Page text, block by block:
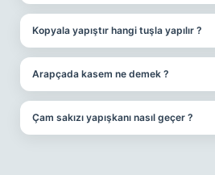
Kopyala yapıştır hangi tuşla yapılır ?
Arapçada kasem ne demek ?
Çam sakızı yapışkanı nasıl geçer ?